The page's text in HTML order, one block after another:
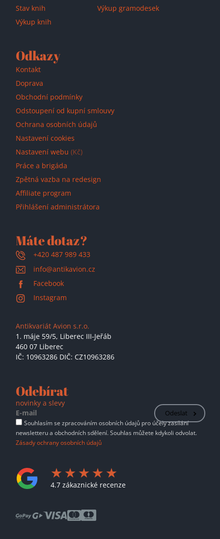
Stav knih
Výkup knih
Výkup gramodesek
Odkazy
Kontakt
Doprava
Obchodní podmínky
Odstoupení od kupní smlouvy
Ochrana osobních údajů
Nastavení cookies
Nastavení webu (Kč)
Práce a brigáda
Zpětná vazba na redesign
Affiliate program
Přihlášení administrátora
Máte dotaz?
+420 487 989 433
info@antikavion.cz
Facebook
Instagram
Antikvariát Avion s.r.o.
1. máje 59/5, Liberec III-Jeřáb
460 07 Liberec
IČ: 10963286 DIČ: CZ10963286
Odebírat
novinky a slevy
Odeslat
Souhlasím se zpracováním osobních údajů pro účely zasílání
newsletteru a obchodních sdělení. Souhlas můžete kdykoli odvolat.
Zásady ochrany osobních údajů
4.7 zákaznické recenze